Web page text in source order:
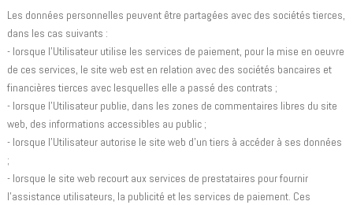
Les données personnelles peuvent être partagées avec des sociétés tierces,
dans les cas suivants :
- lorsque l'Utilisateur utilise les services de paiement, pour la mise en oeuvre
de ces services, le site web est en relation avec des sociétés bancaires et
financières tierces avec lesquelles elle a passé des contrats ;
- lorsque l'Utilisateur publie, dans les zones de commentaires libres du site
web, des informations accessibles au public ;
- lorsque l'Utilisateur autorise le site web d'un tiers à accéder à ses données
;
- lorsque le site web recourt aux services de prestataires pour fournir
l'assistance utilisateurs, la publicité et les services de paiement. Ces